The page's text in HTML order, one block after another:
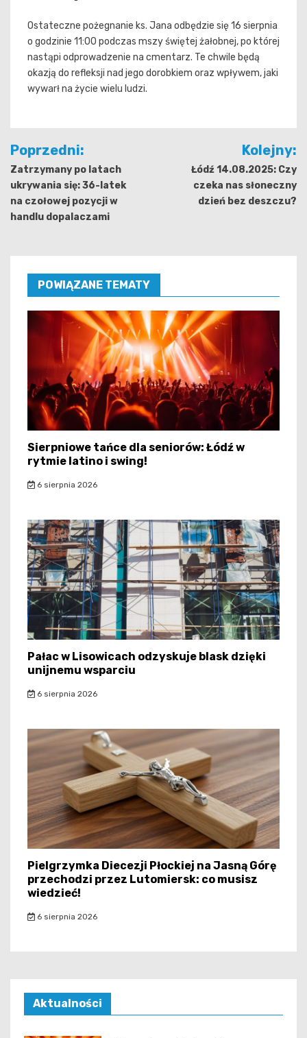
Ostateczne pożegnanie ks. Jana odbędzie się 16 sierpnia
o godzinie 11:00 podczas mszy świętej żałobnej, po której
nastąpi odprowadzenie na cmentarz. Te chwile będą
okazją do refleksji nad jego dorobkiem oraz wpływem, jaki
wywarł na życie wielu ludzi.
Nawigacja
wpisu
Poprzedni:
Zatrzymany po latach
ukrywania się: 36-latek
na czołowej pozycji w
handlu dopalaczami
Kolejny:
Łódź 14.08.2025: Czy
czeka nas słoneczny
dzień bez deszczu?
POWIĄZANE TEMATY
Sierpniowe tańce dla seniorów: Łódź w
rytmie latino i swing!
6 sierpnia 2026
Pałac w Lisowicach odzyskuje blask dzięki
unijnemu wsparciu
6 sierpnia 2026
Pielgrzymka Diecezji Płockiej na Jasną Górę
przechodzi przez Lutomiersk: co musisz
wiedzieć!
6 sierpnia 2026
Aktualności